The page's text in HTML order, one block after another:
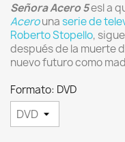
Señora Acero 5esl a
Acerounaserie de
Roberto Stopello,
después de la muerte
nuevo futuro como
Formato: DVD